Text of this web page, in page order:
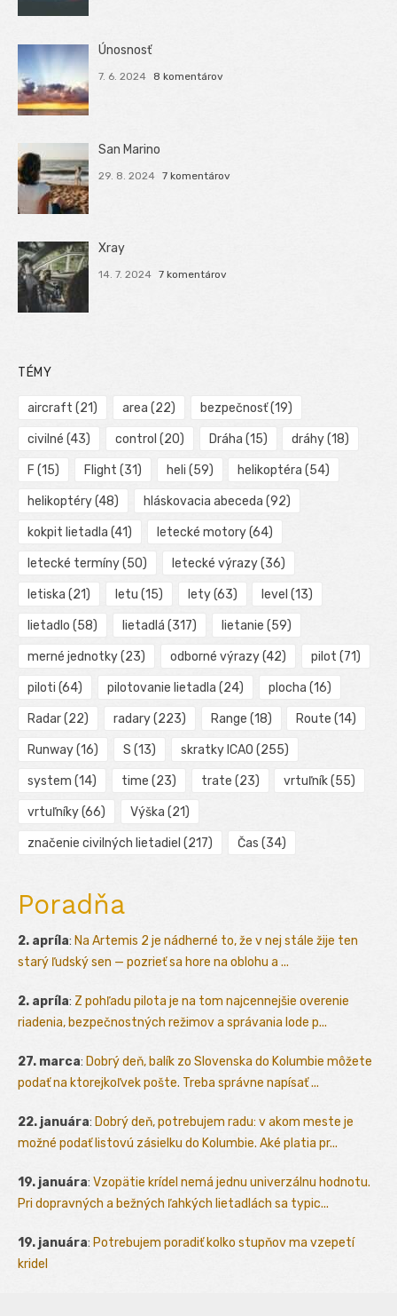
Únosnosť
7. 6. 2024 8 komentárov
San Marino
29. 8. 2024 7 komentárov
Xray
14. 7. 2024 7 komentárov
TÉMY
aircraft (21) area (22) bezpečnosť(19)
civilné (43) control (20) Dráha (15) dráhy(18)
F (15) Flight (31) heli (59) helikoptéra (54)
helikoptéry(48) hláskovacia abeceda (92)
kokpit lietadla (41) letecké motory(64)
letecké termíny(50) letecké výrazy(36)
letiska (21) letu (15) lety(63) level (13)
lietadlo (58) lietadlá (317) lietanie (59)
merné jednotky(23) odborné výrazy(42) pilot (71)
piloti (64) pilotovanie lietadla (24) plocha (16)
Radar(22) radary(223) Range (18) Route (14)
Runway(16) S (13) skratky ICAO (255)
system (14) time (23) trate (23) vrtuľník(55)
vrtuľníky(66) Výška (21)
značenie civilných lietadiel (217) Čas (34)
Poradňa
2. apríla: Na Artemis 2 je nádherné to, že v nej stále žije ten
starý ľudský sen — pozrieť sa hore na oblohu a ...
2. apríla: Z pohľadu pilota je na tom najcennejšie overenie
riadenia, bezpečnostných režimov a správania lode p...
27. marca: Dobrý deň, balík zo Slovenska do Kolumbie môžete
podať na ktorejkoľvek pošte. Treba správne napísať ...
22. januára: Dobrý deň, potrebujem radu: v akom meste je
možné podať listovú zásielku do Kolumbie. Aké platia pr...
19. januára: Vzopätie krídel nemá jednu univerzálnu hodnotu.
Pri dopravných a bežných ľahkých lietadlách sa typic...
19. januára: Potrebujem poradiť kolko stupňov ma vzepetí
kridel